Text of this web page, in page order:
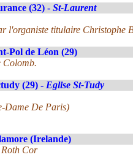
(32) - St-Laurent
l'organiste titulaire Christophe
Pol de Léon (29)
Colomb.
(29) - Eglise St-Tudy
Dame De Paris)
(Irelande)
Cor